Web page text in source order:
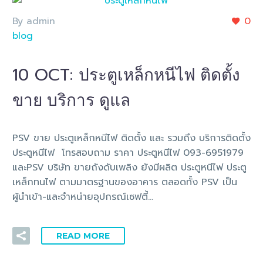
0
By admin
blog
10 OCT: ประตูเหล็กหนีไฟ ติดตั้ง
ขาย บริการ ดูแล
PSV ขาย ประตูเหล็กหนีไฟ ติดตั้ง และ รวมถึง บริการติดตั้ง
ประตูหนีไฟ โทรสอบถาม ราคา ประตูหนีไฟ 093-6951979
และPSV บริษัท ขายถังดับเพลิง ยังมีผลิต ประตูหนีไฟ ประตู
เหล็กทนไฟ ตามมาตรฐานของอาคาร ตลอดทั้ง PSV เป็น
ผู้นำเข้า-และจำหน่ายอุปกรณ์เซฟตี้…
READ MORE